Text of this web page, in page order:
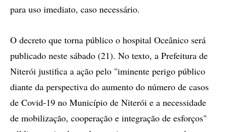
para uso imediato, caso necessário.
O decreto que torna público o hospital Oceânico será
publicado neste sábado (21). No texto, a Prefeitura de
Niterói justifica a ação pelo "iminente perigo público
diante da perspectiva do aumento do número de casos
de Covid-19 no Município de Niterói e a necessidade
de mobilização, cooperação e integração de esforços"